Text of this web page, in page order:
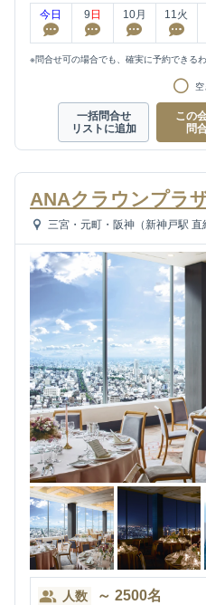
今日 9 日 10月 11 火
※問合せ可の場合でも、確実に予約できる
空
一括問合せ
リストに追加
この
問
ANAクラウンプラ
三宮・元町・阪神（新神戸駅 直
人数 ～ 2500名